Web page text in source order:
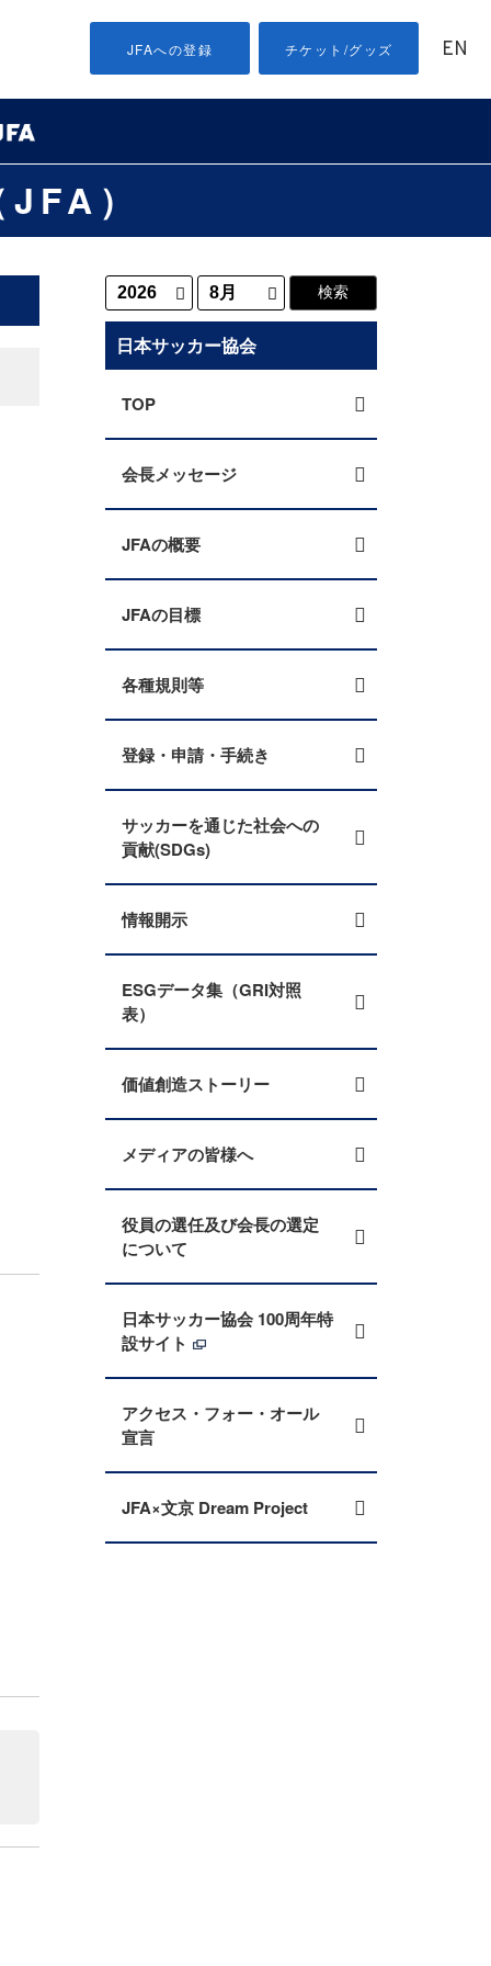
JFAへの登録 チケット/グッズ EN
）
日本サッカー協会
TOP
会長メッセージ
JFAの概要
JFAの目標
各種規則等
登録・申請・手続き
サッカーを通じた社会への
貢献(SDGs)
情報開示
ESGデータ集（GRI対照
表）
価値創造ストーリー
メディアの皆様へ
役員の選任及び会長の選定
について
日本サッカー協会 100周年特
設サイト
アクセス・フォー・オール
宣言
JFA×文京 Dream Project